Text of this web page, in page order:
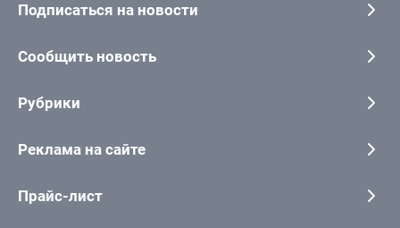
Подписаться на новости
Сообщить новость
Рубрики
Реклама на сайте
Прайс-лист